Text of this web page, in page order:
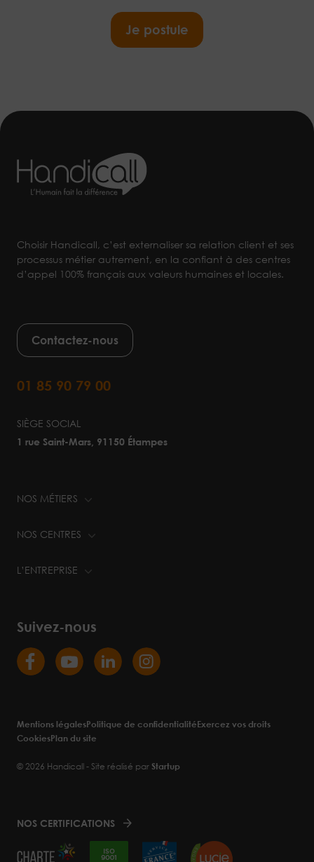
Je postule
Choisir Handicall, c’est externaliser sa relation client et ses
processus métier autrement, en la confiant à des centres
d’appel 100% français aux valeurs humaines et locales.
Contactez-nous
01 85 90 79 00
SIÈGE SOCIAL
1 rue Saint-Mars, 91150 Étampes
NOS MÉTIERS
NOS CENTRES
L’ENTREPRISE
Suivez-nous
Mentions légalesPolitique de confidentialitéExercez vos droits
CookiesPlan du site
© 2026 Handicall - Site réalisé par Startup
NOS CERTIFICATIONS